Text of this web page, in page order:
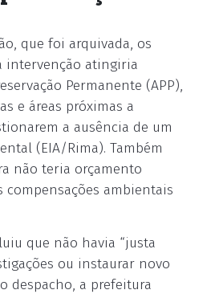
que foi arquivada, os
intervenção atingiria
Permanente (APP),
e áreas próximas a
a ausência de um
(EIA/Rima). Também
não teria orçamento
compensações ambientais
que não havia “justa
ou instaurar novo
despacho, a prefeitura